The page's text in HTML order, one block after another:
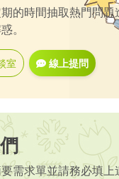
的時間抽取熱門問題
。
室 線上提問
需求單並請務必填上